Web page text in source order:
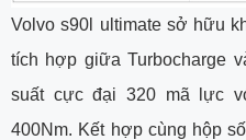
Volvo s90l ultimate sở hữu
tích hợp giữa Turbocharge
suất cực đại 320 mã lực
400Nm. Kết hợp cùng hộp